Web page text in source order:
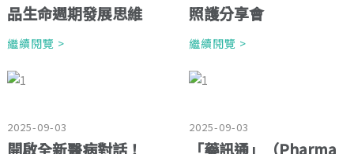
品生命週期發展思維
繼續閱覽 >
照護分享會
繼續閱覽 >
2025-09-03
開啟全新醫病對話！
2025-09-03
「藥訊通」（Pharma